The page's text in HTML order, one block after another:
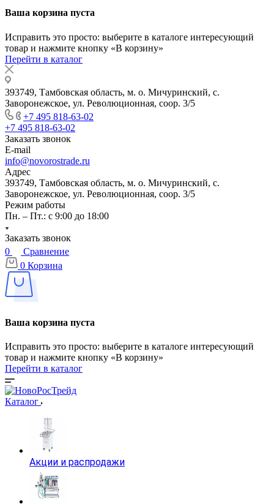
Ваша корзина пуста
Исправить это просто: выберите в каталоге интересующий
товар и нажмите кнопку «В корзину»
Перейти в каталог
393749, Тамбовская область, м. о. Мичуринский, с.
Заворонежское, ул. Революционная, соор. 3/5
+7 495 818-63-02
+7 495 818-63-02
Заказать звонок
E-mail
info@novorostrade.ru
Адрес
393749, Тамбовская область, м. о. Мичуринский, с.
Заворонежское, ул. Революционная, соор. 3/5
Режим работы
Пн. – Пт.: с 9:00 до 18:00
Заказать звонок
0
Сравнение
0 Корзина
Ваша корзина пуста
Исправить это просто: выберите в каталоге интересующий
товар и нажмите кнопку «В корзину»
Перейти в каталог
Каталог
Акции и распродажи